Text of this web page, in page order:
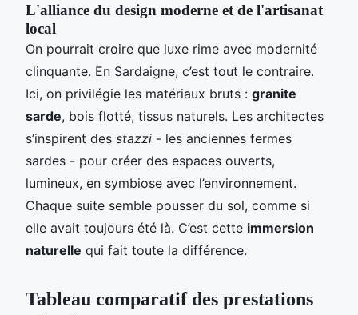
L'alliance du design moderne et de l'artisanat
local
On pourrait croire que luxe rime avec modernité
clinquante. En Sardaigne, c’est tout le contraire.
Ici, on privilégie les matériaux bruts : granite
sarde, bois flotté, tissus naturels. Les architectes
s’inspirent des stazzi - les anciennes fermes
sardes - pour créer des espaces ouverts,
lumineux, en symbiose avec l’environnement.
Chaque suite semble pousser du sol, comme si
elle avait toujours été là. C’est cette immersion
naturelle qui fait toute la différence.
Tableau comparatif des prestations